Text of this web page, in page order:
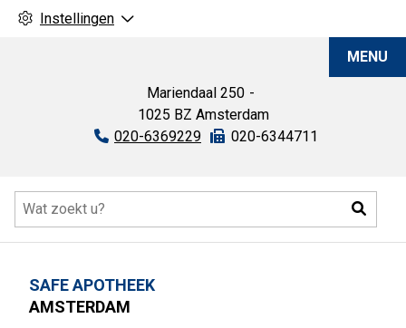
Instellingen
Mariendaal 250
1025 BZ Amsterdam
Tel:
020-6369229 Fax:
020-6344711
MENU
SAFE APOTHEEK
AMSTERDAM